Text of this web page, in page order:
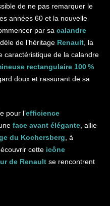
de ne pas remarquer le
années 60 et la nouvelle
par sa calandre
de l’héritage Renault , la
caractéristique de la calandre
rectangulaire 100 %
doux et rassurant de sa
pour l’efficience
face avant élégante , allie
du Kochersberg , à
cette icône
de Renault se rencontrent